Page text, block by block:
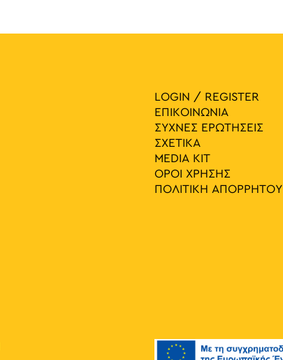
LOGIN / REGISTER
ΕΠΙΚΟΙΝΩΝΙΑ
ΣΥΧΝΕΣ ΕΡΩΤΗΣΕΙΣ
ΣΧΕΤΙΚΑ
MEDIA ΚIT
ΟΡΟΙ ΧΡΗΣΗΣ
ΠΟΛΙΤΙΚΗ ΑΠΟΡΡΗΤΟΥ